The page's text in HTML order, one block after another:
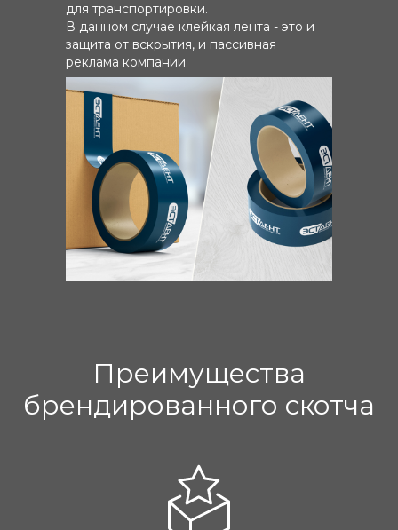
для транспортировки.
В данном случае клейкая лента - это и
защита от вскрытия, и пассивная
реклама компании.
Преимущества
брендированного скотча